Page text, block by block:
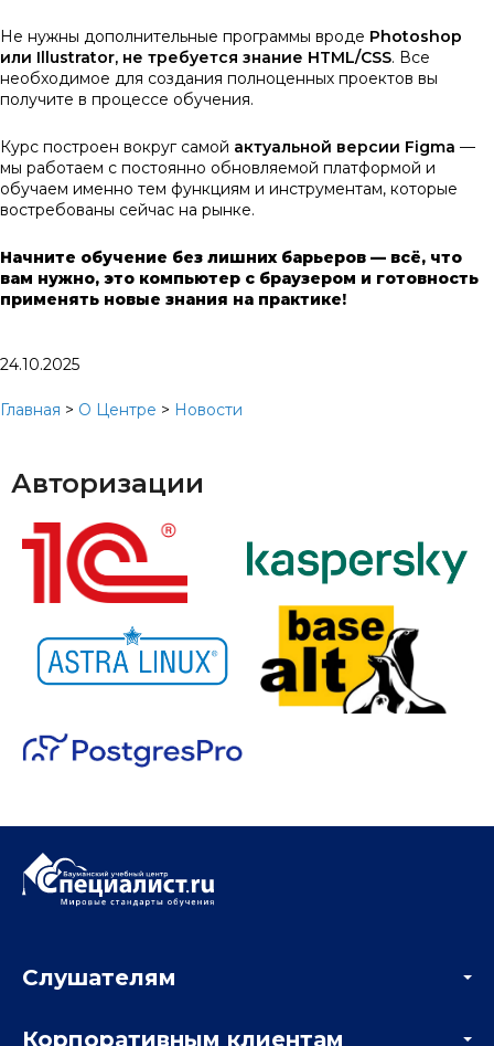
Не нужны дополнительные программы вроде Photoshop
или Illustrator, не требуется знание HTML/CSS. Все
необходимое для создания полноценных проектов вы
получите в процессе обучения.
Курс построен вокруг самой актуальной версии Figma —
мы работаем с постоянно обновляемой платформой и
обучаем именно тем функциям и инструментам, которые
востребованы сейчас на рынке.
Начните обучение без лишних барьеров — всё, что
вам нужно, это компьютер с браузером и готовность
применять новые знания на практике!
24.10.2025
Главная > О Центре > Новости
Авторизации
Слушателям
Корпоративным клиентам